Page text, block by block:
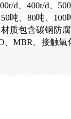
d、400t/d、
吨、80吨、
质包含碳钢防
、MBR、接触氧